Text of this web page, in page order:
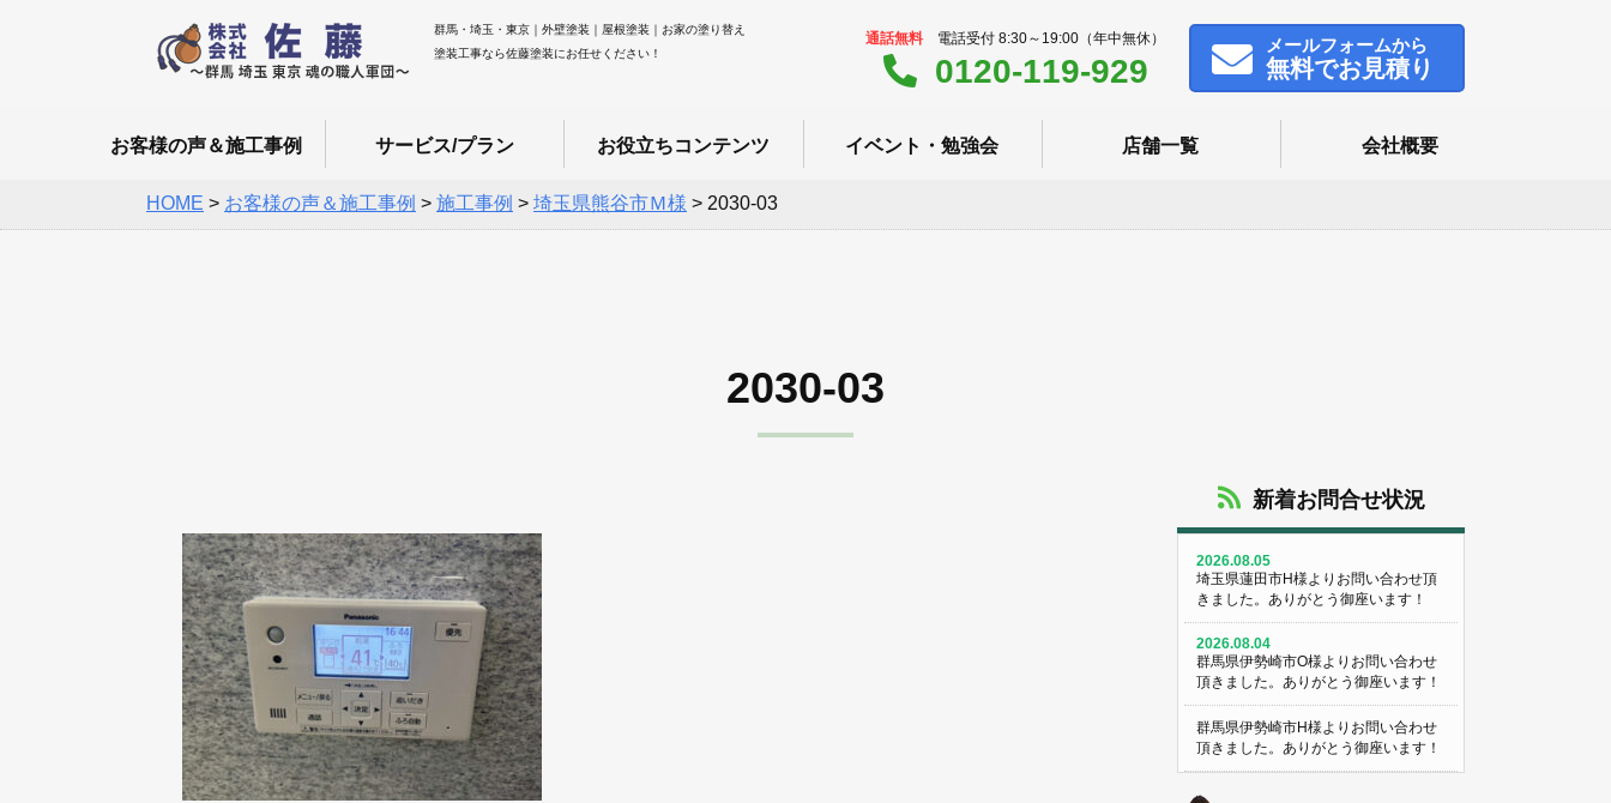
群馬・埼玉・東京｜外壁塗装｜屋根塗装｜お家の塗り替え
塗装工事なら佐藤塗装にお任せください！
通話無料 電話受付 8:30～19:00（年中無休）
0120-119-929
メールフォームから
無料でお見積り
お客様の声＆施工事例 サービス/プラン お役立ちコンテンツ イベント・勉強会 店舗一覧 会社概要
HOME > お客様の声＆施工事例 > 施工事例 > 埼玉県熊谷市Ｍ様 > 2030-03
2030-03
新着お問合せ状況
2026.08.05
埼玉県蓮田市H様よりお問い合わせ頂
きました。ありがとう御座います！
2026.08.04
群馬県伊勢崎市O様よりお問い合わせ
頂きました。ありがとう御座います！
群馬県伊勢崎市H様よりお問い合わせ
頂きました。ありがとう御座います！
埼玉県熊谷市M様よりお問い合わせ頂